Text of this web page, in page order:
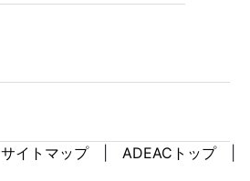
サイトマップ ADEACトップ